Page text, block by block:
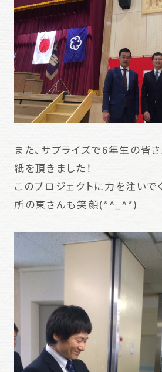
また、サプライズで6年生の皆
紙を頂きました！
このプロジェクトに力を注い
所の東さんも笑顔(*^_^*)